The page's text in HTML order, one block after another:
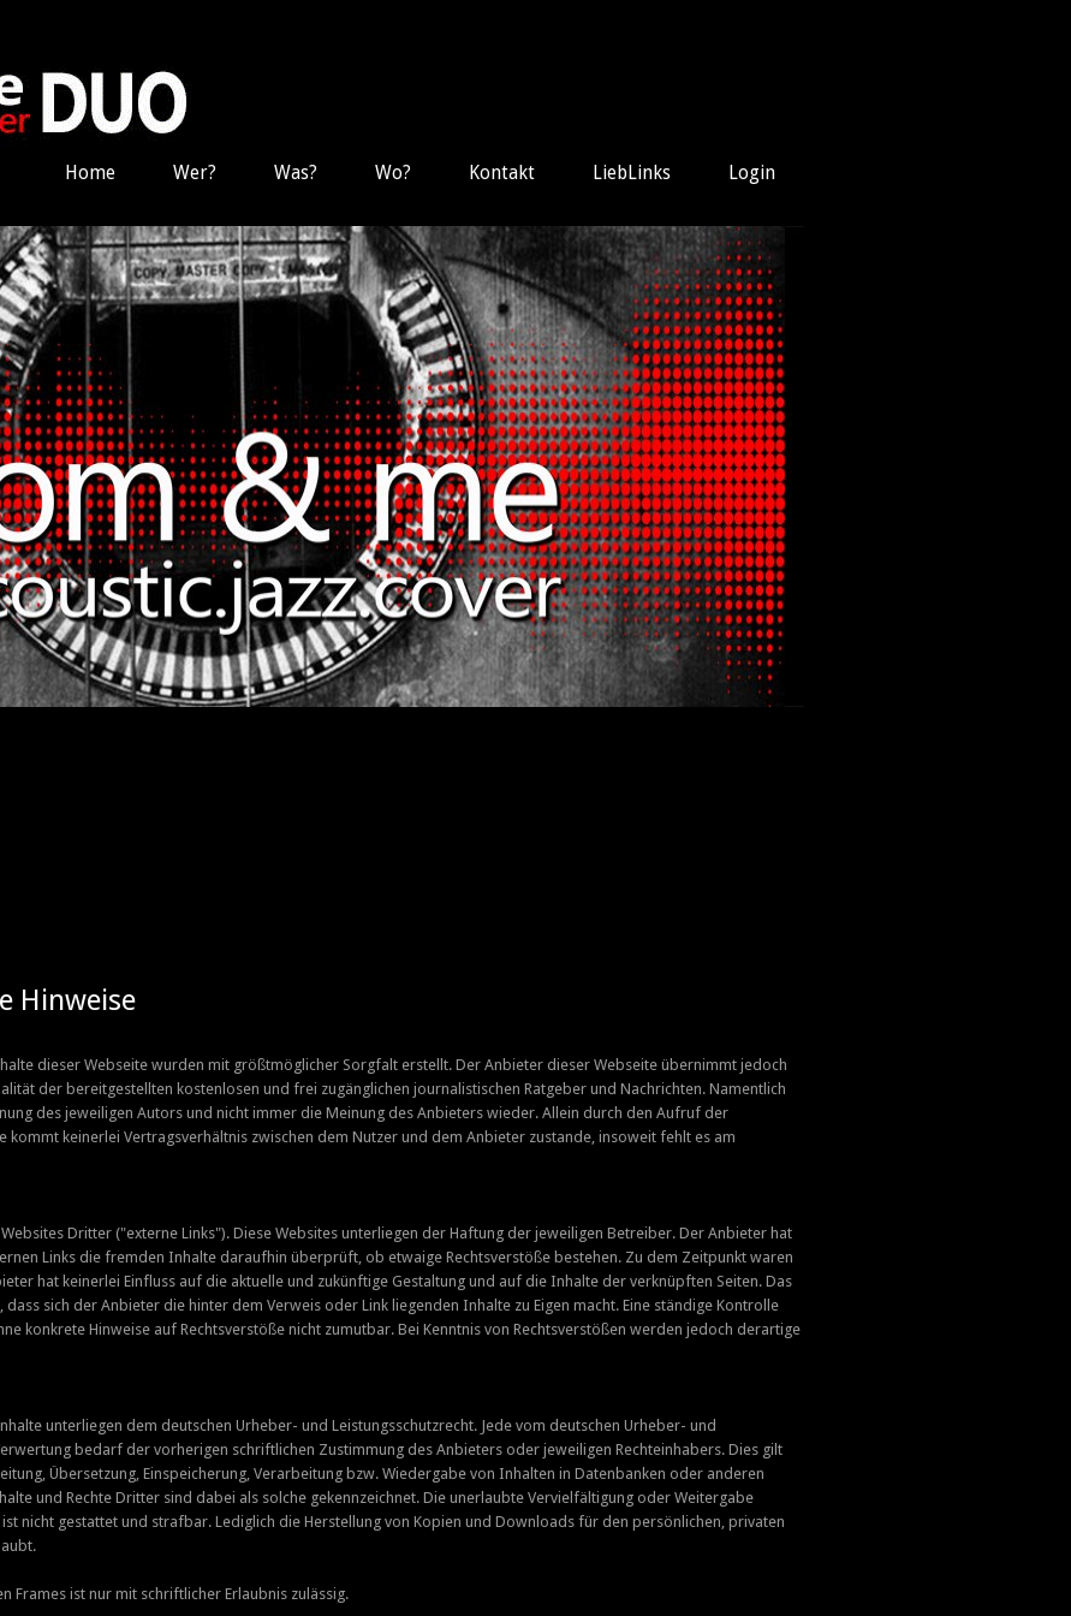
Home Wer? Was? Wo? Kontakt LiebLinks Login
Hinweise
dieser Webseite wurden mit größtmöglicher Sorgfalt erstellt. Der Anbieter dieser Webseite übernimmt jedoch
der bereitgestellten kostenlosen und frei zugänglichen journalistischen Ratgeber und Nachrichten. Namentlich
des jeweiligen Autors und nicht immer die Meinung des Anbieters wieder. Allein durch den Aufruf der
kommt keinerlei Vertragsverhältnis zwischen dem Nutzer und dem Anbieter zustande, insoweit fehlt es am
Dritter ("externe Links"). Diese Websites unterliegen der Haftung der jeweiligen Betreiber. Der Anbieter hat
Links die fremden Inhalte daraufhin überprüft, ob etwaige Rechtsverstöße bestehen. Zu dem Zeitpunkt waren
hat keinerlei Einfluss auf die aktuelle und zukünftige Gestaltung und auf die Inhalte der verknüpften Seiten. Das
dass sich der Anbieter die hinter dem Verweis oder Link liegenden Inhalte zu Eigen macht. Eine ständige Kontrolle
konkrete Hinweise auf Rechtsverstöße nicht zumutbar. Bei Kenntnis von Rechtsverstößen werden jedoch derartige
unterliegen dem deutschen Urheber- und Leistungsschutzrecht. Jede vom deutschen Urheber- und
bedarf der vorherigen schriftlichen Zustimmung des Anbieters oder jeweiligen Rechteinhabers. Dies gilt
Übersetzung, Einspeicherung, Verarbeitung bzw. Wiedergabe von Inhalten in Datenbanken oder anderen
und Rechte Dritter sind dabei als solche gekennzeichnet. Die unerlaubte Vervielfältigung oder Weitergabe
nicht gestattet und strafbar. Lediglich die Herstellung von Kopien und Downloads für den persönlichen, privaten
Frames ist nur mit schriftlicher Erlaubnis zulässig.